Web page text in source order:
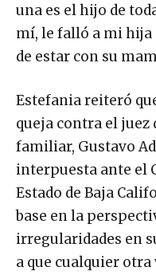
una es el hijo de
mí, le falló a mi hija
de estar con su
Estefania reiteró
queja contra el juez
familiar, Gustavo
interpuesta ante el
Estado de Baja
base en la
irregularidades en
a que cualquier otra